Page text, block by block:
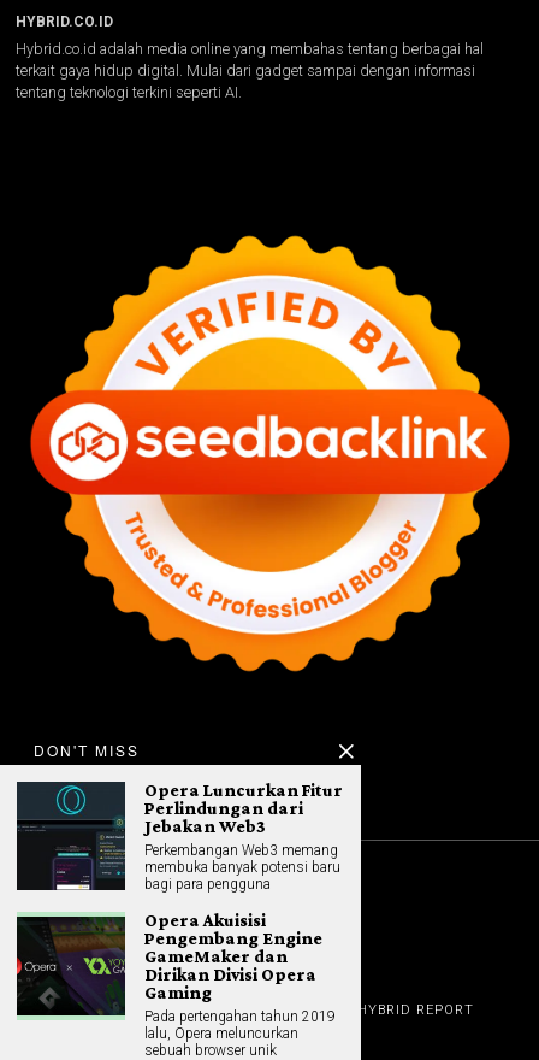
HYBRID.CO.ID
Hybrid.co.id adalah media online yang membahas tentang berbagai hal
terkait gaya hidup digital. Mulai dari gadget sampai dengan informasi
tentang teknologi terkini seperti AI.
HOME
GADGET
REVIEW
GAME NEWS AI (NEW TECH)
HYBRID REPORT
HYBRID LIFESTYLE
HOME APPLIANCES
ABOUT
CONTACT
DON'T MISS
Opera Luncurkan Fitur
Perlindungan dari
Jebakan Web3
Perkembangan Web3 memang
membuka banyak potensi baru
bagi para pengguna
Opera Akuisisi
Pengembang Engine
GameMaker dan
Dirikan Divisi Opera
Gaming
Pada pertengahan tahun 2019
lalu, Opera meluncurkan
sebuah browser unik